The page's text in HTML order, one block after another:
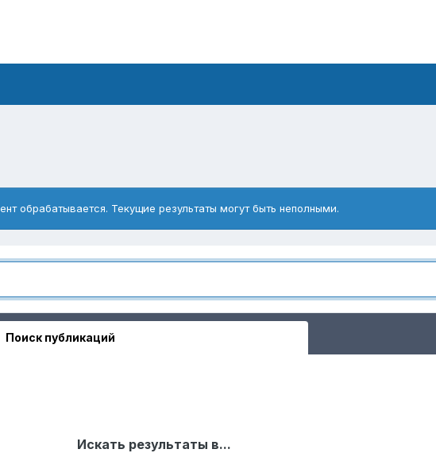
обрабатывается. Текущие результаты могут быть неполными.
Поиск публикаций
Искать результаты в...